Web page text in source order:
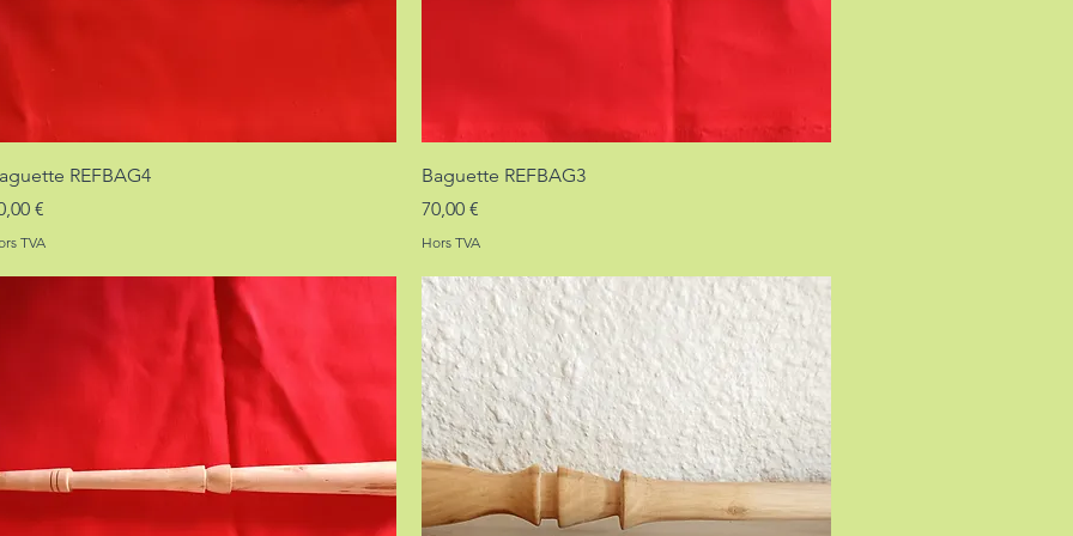
REFBAG4
€
TVA
Baguette REFBAG3
Prix
70,00 €
Hors TVA